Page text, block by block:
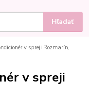
Hľadať
v spreji Rozmarín,
v spreji